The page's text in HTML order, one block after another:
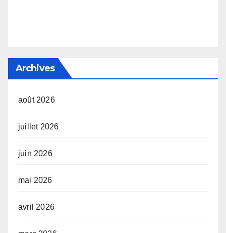
Archives
août 2026
juillet 2026
juin 2026
mai 2026
avril 2026